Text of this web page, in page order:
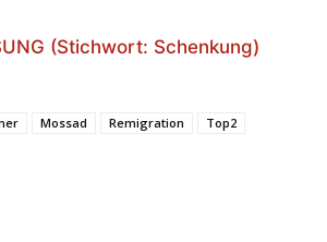
(Stichwort: Schenkung)
Mossad Remigration
Top2